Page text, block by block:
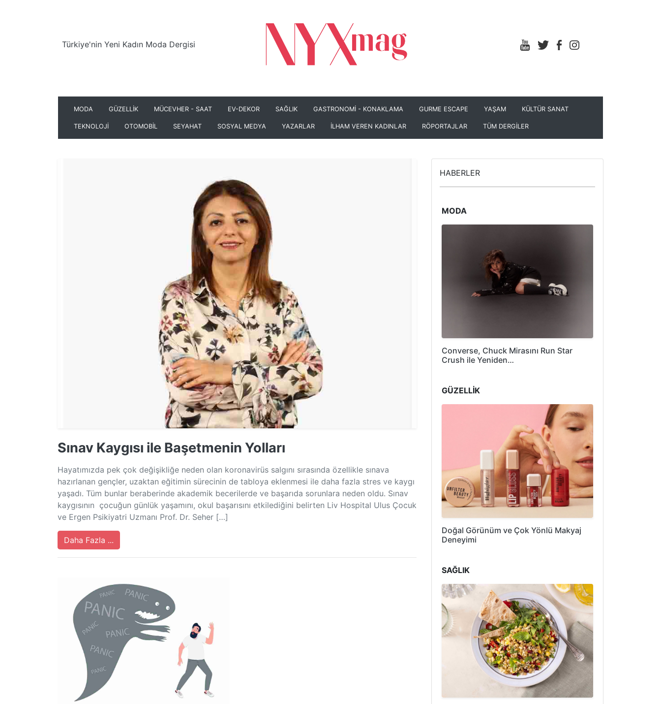
Türkiye'nin Yeni Kadın Moda Dergisi
MODA GÜZELLİK MÜCEVHER - SAAT EV-DEKOR SAĞLIK GASTRONOMİ - KONAKLAMA GURME ESCAPE YAŞAM KÜLTÜR SANAT
TEKNOLOJİ OTOMOBİL SEYAHAT SOSYAL MEDYA YAZARLAR İLHAM VEREN KADINLAR RÖPORTAJLAR TÜM DERGİLER
Sınav Kaygısı ile Başetmenin Yolları
Hayatımızda pek çok değişikliğe neden olan koronavirüs salgını sırasında özellikle sınava
hazırlanan gençler, uzaktan eğitimin sürecinin de tabloya eklenmesi ile daha fazla stres ve kaygı
yaşadı. Tüm bunlar beraberinde akademik becerilerde ve başarıda sorunlara neden oldu. Sınav
kaygısının çocuğun günlük yaşamını, okul başarısını etkilediğini belirten Liv Hospital Ulus Çocuk
ve Ergen Psikiyatri Uzmanı Prof. Dr. Seher […]
Daha Fazla ...
HABERLER
MODA
Converse, Chuck Mirasını Run Star
Crush ile Yeniden…
GÜZELLİK
Doğal Görünüm ve Çok Yönlü Makyaj
Deneyimi
SAĞLIK